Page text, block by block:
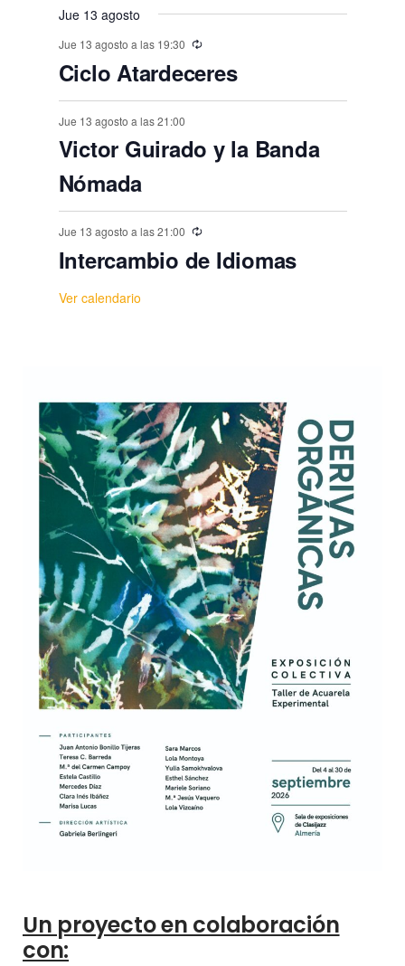
o
s
,
,
,
Jue 13 agosto
Jue 13 agosto a las 19:30
Ciclo Atardeceres
Jue 13 agosto a las 21:00
Victor Guirado y la Banda
Nómada
Jue 13 agosto a las 21:00
Intercambio de Idiomas
Ver calendario
Un proyecto en colaboración
con: